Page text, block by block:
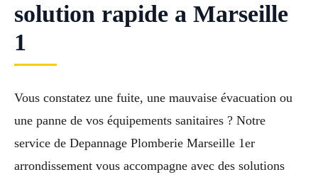
solution rapide a Marseille
1
Vous constatez une fuite, une mauvaise évacuation ou
une panne de vos équipements sanitaires ? Notre
service de Depannage Plomberie Marseille 1er
arrondissement vous accompagne avec des solutions